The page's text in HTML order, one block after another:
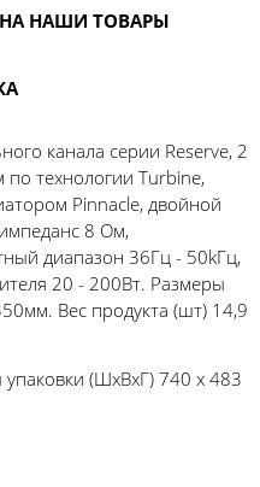
НАШИ ТОВАРЫ
канала серии Reserve, 2
технологии Turbine,
Pinnacle, двойной
8 Ом,
диапазон 36Гц - 50kГц,
20 - 200Вт. Размеры
Вес продукта (шт) 14,9
упаковки (ШхВхГ) 740 x 483